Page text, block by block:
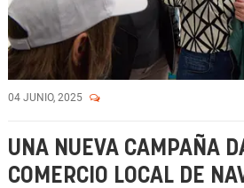
04 JUNIO, 2025
UNA NUEVA CAMPAÑA
COMERCIO LOCAL DE